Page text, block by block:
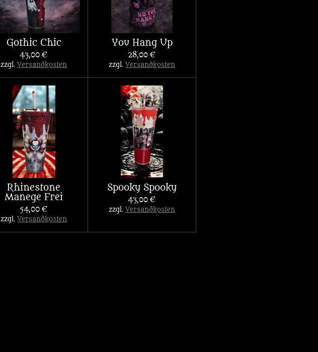
Gothic Chic
43,00 €
zzgl.Versandkosten
You Hang Up
28,00 €
zzgl.Versandkosten
Rhinestone
Manege Frei
54,00 €
zzgl.Versandkosten
Spooky Spooky
43,00 €
zzgl.Versandkosten